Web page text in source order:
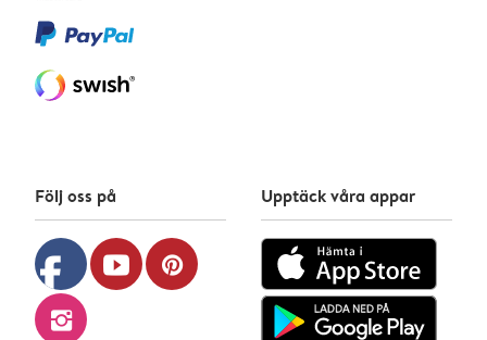
Följ oss på
facebook youtube pinterest
instagram
Upptäck våra appar